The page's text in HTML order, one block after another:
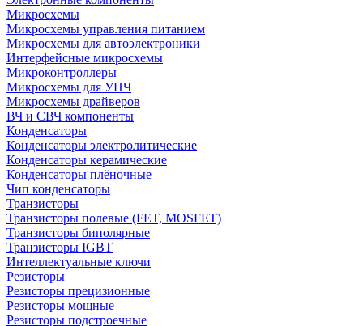
Микросхемы
Микросхемы управления питанием
Микросхемы для автоэлектроники
Интерфейсные микросхемы
Микроконтроллеры
Микросхемы для УНЧ
Микросхемы драйверов
ВЧ и СВЧ компоненты
Конденсаторы
Конденсаторы электролитические
Конденсаторы керамические
Конденсаторы плёночные
Чип конденсаторы
Транзисторы
Транзисторы полевые (FET, MOSFET)
Транзисторы биполярные
Транзисторы IGBT
Интеллектуальные ключи
Резисторы
Резисторы прецизионные
Резисторы мощные
Резисторы подстроечные